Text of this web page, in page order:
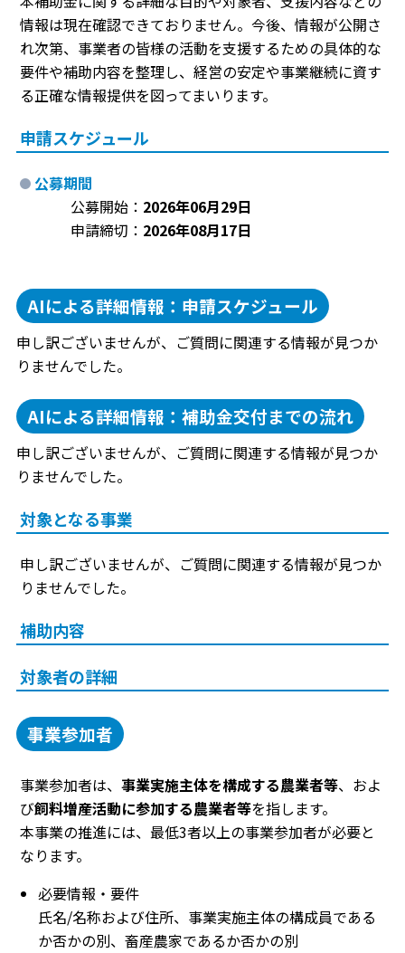
情報は現在確認できておりません。今後、情報が公開さ
れ次第、事業者の皆様の活動を支援するための具体的な
要件や補助内容を整理し、経営の安定や事業継続に資す
る正確な情報提供を図ってまいります。
申請スケジュール
公募期間
公募開始： 2026年06月29日
申請締切： 2026年08月17日
AIによる詳細情報：申請スケジュール
申し訳ございませんが、ご質問に関連する情報が見つか
りませんでした。
AIによる詳細情報：補助金交付までの流れ
申し訳ございませんが、ご質問に関連する情報が見つか
りませんでした。
対象となる事業
申し訳ございませんが、ご質問に関連する情報が見つか
りませんでした。
補助内容
対象者の詳細
事業参加者
事業参加者は、 事業実施主体を構成する農業者等、およ
び飼料増産活動に参加する農業者等を指します。
本事業の推進には、最低3者以上の事業参加者が必要と
なります。
必要情報・要件
氏名/名称および住所、事業実施主体の構成員である
か否かの別、畜産農家であるか否かの別